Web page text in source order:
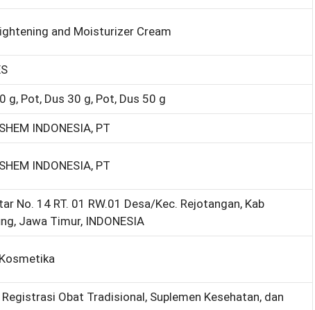
and Moisturizer Cream
g, Pot, Dus 30 g, Pot, Dus 50 g
INDONESIA, PT
INDONESIA, PT
No. 14 RT. 01 RW.01 Desa/Kec. Rejotangan, Kab
Jawa Timur, INDONESIA
Obat Tradisional, Suplemen Kesehatan, dan